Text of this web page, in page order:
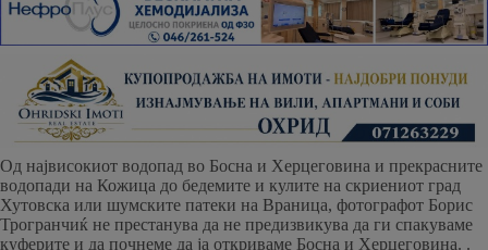
Од највисокиот водопад во Босна и Херцеговина и прекрасните
водопади на Кожица до бедемите и кулите на скриениот град
Хутовска или шумските патеки на Враница, фотографот Борис
Трогранчиќ не престанува да не предизвикува да ги спакуваме
куферите и да почнеме да ја откриваме Босна и Херцеговина. .